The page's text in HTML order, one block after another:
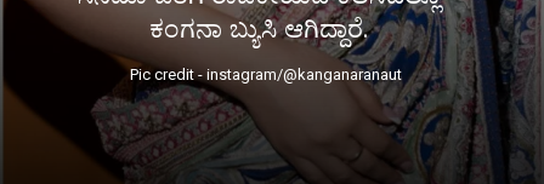
ಕಂಗನಾ ಬ್ಯುಸಿ ಆಗಿದ್ದಾರೆ.
Pic credit - instagram/@kanganaranaut